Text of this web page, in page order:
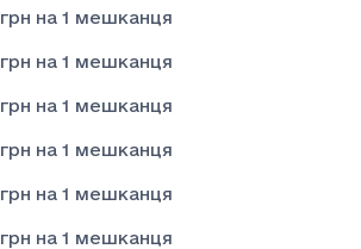
грн на 1 мешканця
грн на 1 мешканця
грн на 1 мешканця
грн на 1 мешканця
грн на 1 мешканця
грн на 1 мешканця